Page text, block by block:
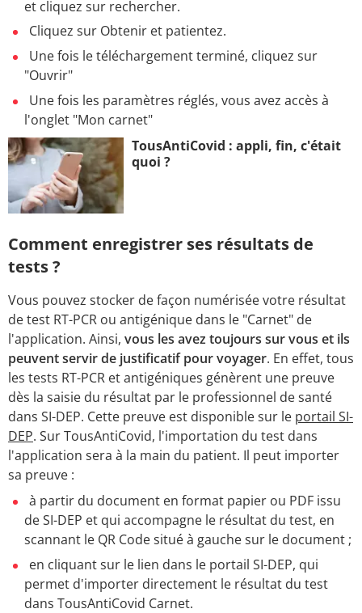
et cliquez sur rechercher.
Cliquez sur Obtenir et patientez.
Une fois le téléchargement terminé, cliquez sur
"Ouvrir"
Une fois les paramètres réglés, vous avez accès à
l'onglet "Mon carnet"
TousAntiCovid : appli, fin, c'était
quoi ?
Comment enregistrer ses résultats de
tests ?
Vous pouvez stocker de façon numérisée votre résultat
de test RT-PCR ou antigénique dans le "Carnet" de
l'application. Ainsi, vous les avez toujours sur vous et ils
peuvent servir de justificatif pour voyager. En effet, tous
les tests RT-PCR et antigéniques génèrent une preuve
dès la saisie du résultat par le professionnel de santé
dans SI-DEP. Cette preuve est disponible sur le portail SI-
DEP. Sur TousAntiCovid, l'importation du test dans
l'application sera à la main du patient. Il peut importer
sa preuve :
à partir du document en format papier ou PDF issu
de SI-DEP et qui accompagne le résultat du test, en
scannant le QR Code situé à gauche sur le document ;
en cliquant sur le lien dans le portail SI-DEP, qui
permet d'importer directement le résultat du test
dans TousAntiCovid Carnet.